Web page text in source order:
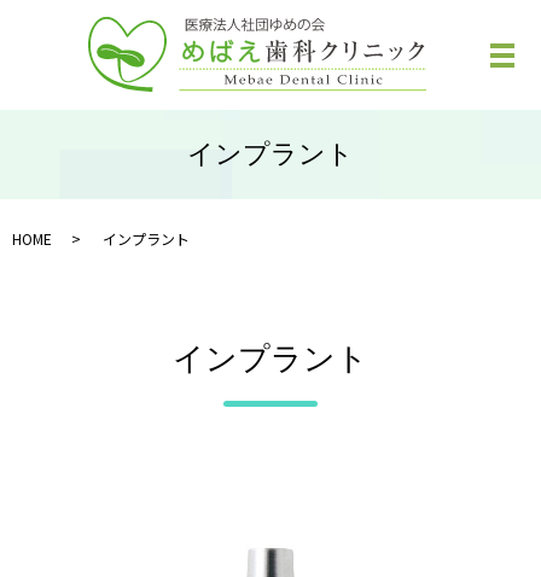
メ
インプラント
HOME インプラント
インプラント